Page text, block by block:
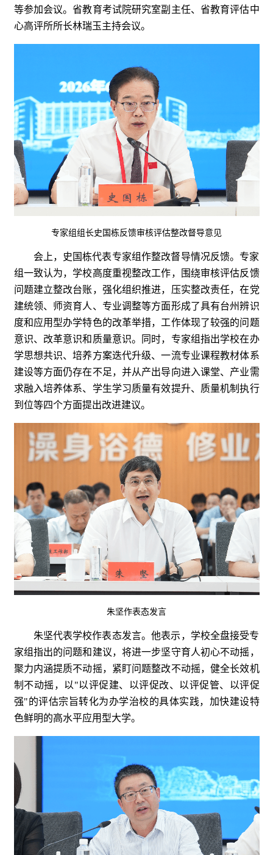
等参加会议。省教育考试院研究室副主任、省教育评估中
心高评所所长林瑞玉主持会议。
专家组组长史国栋反馈审核评估整改督导意见
会上，史国栋代表专家组作整改督导情况反馈。专家
组一致认为，学校高度重视整改工作，围绕审核评估反馈
问题建立整改台账，强化组织推进，压实整改责任，在党
建统领、师资育人、专业调整等方面形成了具有台州辨识
度和应用型办学特色的改革举措，工作体现了较强的问题
意识、改革意识和质量意识。同时，专家组指出学校在办
学思想共识、培养方案迭代升级、一流专业课程教材体系
建设等方面仍存在不足，并从产出导向进入课堂、产业需
求融入培养体系、学生学习质量有效提升、质量机制执行
到位等四个方面提出改进建议。
朱坚作表态发言
朱坚代表学校作表态发言。他表示，学校全盘接受专
家组指出的问题和建议，将进一步坚守育人初心不动摇，
聚力内涵提质不动摇，紧盯问题整改不动摇，健全长效机
制不动摇，以"以评促建、以评促改、以评促管、以评促
强"的评估宗旨转化为办学治校的具体实践，加快建设特
色鲜明的高水平应用型大学。